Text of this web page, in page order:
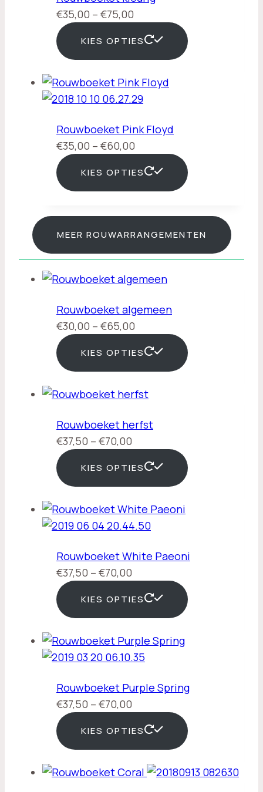
€35,00 – €75,00
tot
€75,00
KIES OPTIES
Rouwboeket Pink Floyd
€35,00 – €60,00
tot
€60,00
KIES OPTIES
MEER ROUWARRANGEMENTEN
Rouwboeket algemeen
€30,00 – €65,00
tot
€65,00
KIES OPTIES
Rouwboeket herfst
€37,50 – €70,00
tot
€70,00
KIES OPTIES
Rouwboeket White Paeoni
€37,50 – €70,00
tot
€70,00
KIES OPTIES
Rouwboeket Purple Spring
€37,50 – €70,00
tot
€70,00
KIES OPTIES